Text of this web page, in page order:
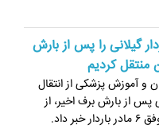
گیلانی را پس از بارش
کردیم
و آموزش پزشکی از انتقال
پس از بارش برف اخیر، از